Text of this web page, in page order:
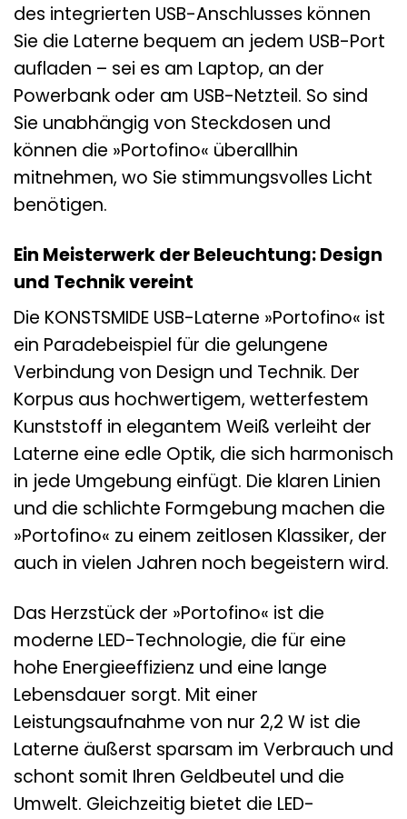
des integrierten USB-Anschlusses können
Sie die Laterne bequem an jedem USB-Port
aufladen – sei es am Laptop, an der
Powerbank oder am USB-Netzteil. So sind
Sie unabhängig von Steckdosen und
können die »Portofino« überallhin
mitnehmen, wo Sie stimmungsvolles Licht
benötigen.
Ein Meisterwerk der Beleuchtung: Design
und Technik vereint
Die KONSTSMIDE USB-Laterne »Portofino« ist
ein Paradebeispiel für die gelungene
Verbindung von Design und Technik. Der
Korpus aus hochwertigem, wetterfestem
Kunststoff in elegantem Weiß verleiht der
Laterne eine edle Optik, die sich harmonisch
in jede Umgebung einfügt. Die klaren Linien
und die schlichte Formgebung machen die
»Portofino« zu einem zeitlosen Klassiker, der
auch in vielen Jahren noch begeistern wird.
Das Herzstück der »Portofino« ist die
moderne LED-Technologie, die für eine
hohe Energieeffizienz und eine lange
Lebensdauer sorgt. Mit einer
Leistungsaufnahme von nur 2,2 W ist die
Laterne äußerst sparsam im Verbrauch und
schont somit Ihren Geldbeutel und die
Umwelt. Gleichzeitig bietet die LED-